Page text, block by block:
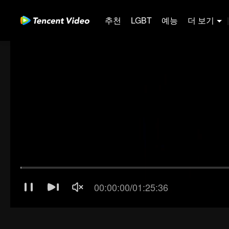
추천 LGBT 예능 더 보기 |